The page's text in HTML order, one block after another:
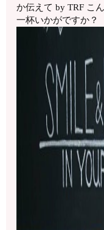
か伝えて by TRF こ
一杯いかがですか？